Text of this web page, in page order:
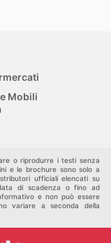
Mobili
o riprodurre i testi senza
e le brochure sono solo a
ufficiali elencati su
di scadenza o fino ad
e non può essere
variare a seconda della